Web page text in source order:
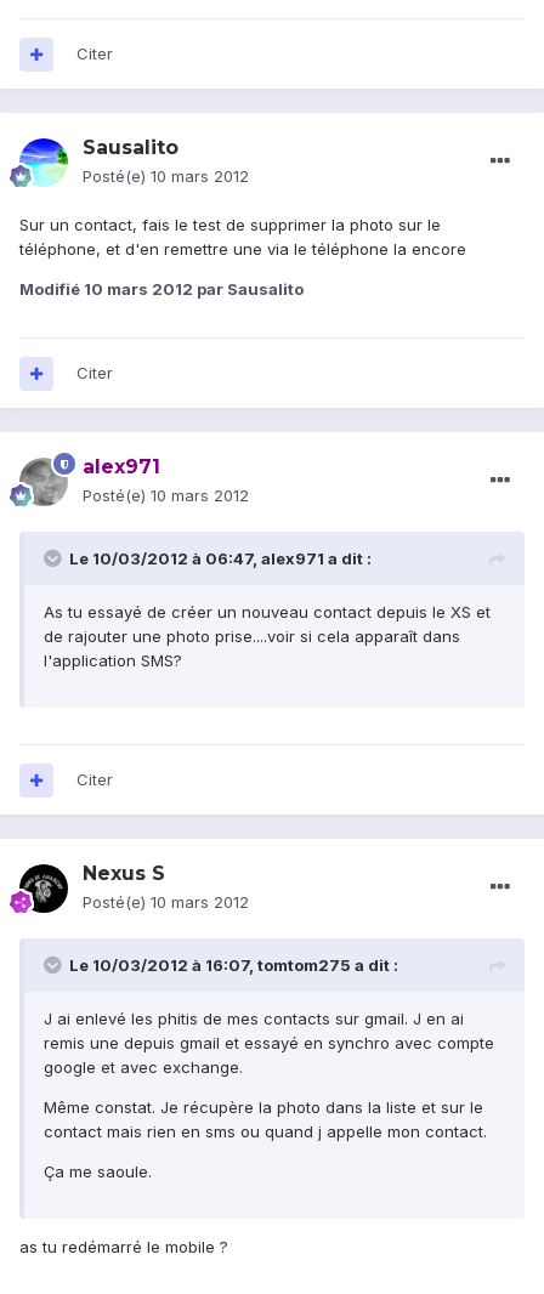
Citer
Sausalito
Posté(e) 10 mars 2012
Sur un contact, fais le test de supprimer la photo sur le
téléphone, et d'en remettre une via le téléphone la encore
Modifié 10 mars 2012 par Sausalito
Citer
alex971
Posté(e) 10 mars 2012
Le 10/03/2012 à 06:47, alex971 a dit :
As tu essayé de créer un nouveau contact depuis le XS et
de rajouter une photo prise....voir si cela apparaît dans
l'application SMS?
Citer
Nexus S
Posté(e) 10 mars 2012
Le 10/03/2012 à 16:07, tomtom275 a dit :
J ai enlevé les phitis de mes contacts sur gmail. J en ai
remis une depuis gmail et essayé en synchro avec compte
google et avec exchange.
Même constat. Je récupère la photo dans la liste et sur le
contact mais rien en sms ou quand j appelle mon contact.
Ça me saoule.
as tu redémarré le mobile ?